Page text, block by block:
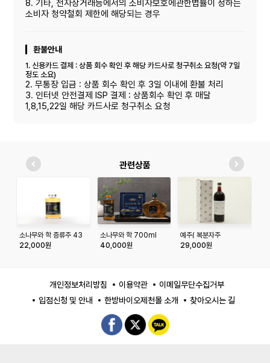
8. 기타, 전자상거래등에서의 소비자보호에관한볍률이 정하는
소비자 청약철회 제한에 해당되는 경우
환불안내
1. 신용카드 결제 : 상품 회수 확인 후 해당 카드사로 청구취소 요청(약 7일
정도 소요)
2. 무통장 입금 : 상품 회수 확인 후 3일 이내에 환불 처리
3. 인터넷 안전결제 ISP 결제 : 상품회수 확인 후 매달
1,8,15,22일 해당 카드사로 청구취소 요청
관련상품
소나무와 학 증류주 43
도 375ml
22,000원
소나무와 학 700ml
40,000원
예주( 복분자주
15%)750ml
29,000원
개인정보처리방침 이용약관
이메일무단수집거부
입점신청 및 안내
한방바이오제천몰 소개 찾아오시는 길